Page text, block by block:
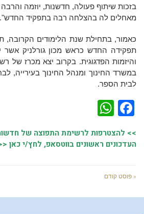
בזכות שיתוף פעולה, חדשנות, יוזמה
מאחלים לה בהצלחה רבה בתפקיד החדש."
כאמור, בתחילת שנת הלימודים הקרובה,
תפקידה החדש כראש מכון גורלניק אשר
והיזמות הפדגוגית. בקרוב יצא מכרז של
במשרד החינוך ומנהל החינוך בעירייה,
לבית הספר.
Facebook
>> להצטרפות לרשימת התפוצה של
העדכונים ראשונים בווטסאפ, לחץ/י כאן
« פוסט קודם